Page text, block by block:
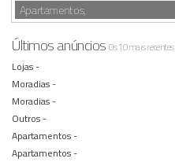
Apartamentos,
Últimos anúnciosOs 10 mais recentes
Lojas -
Moradias -
Moradias -
Outros -
Apartamentos -
Apartamentos -